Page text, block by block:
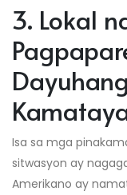
3. Lokal
Isa sa mga
sitwasyon ay
Amerikano ay